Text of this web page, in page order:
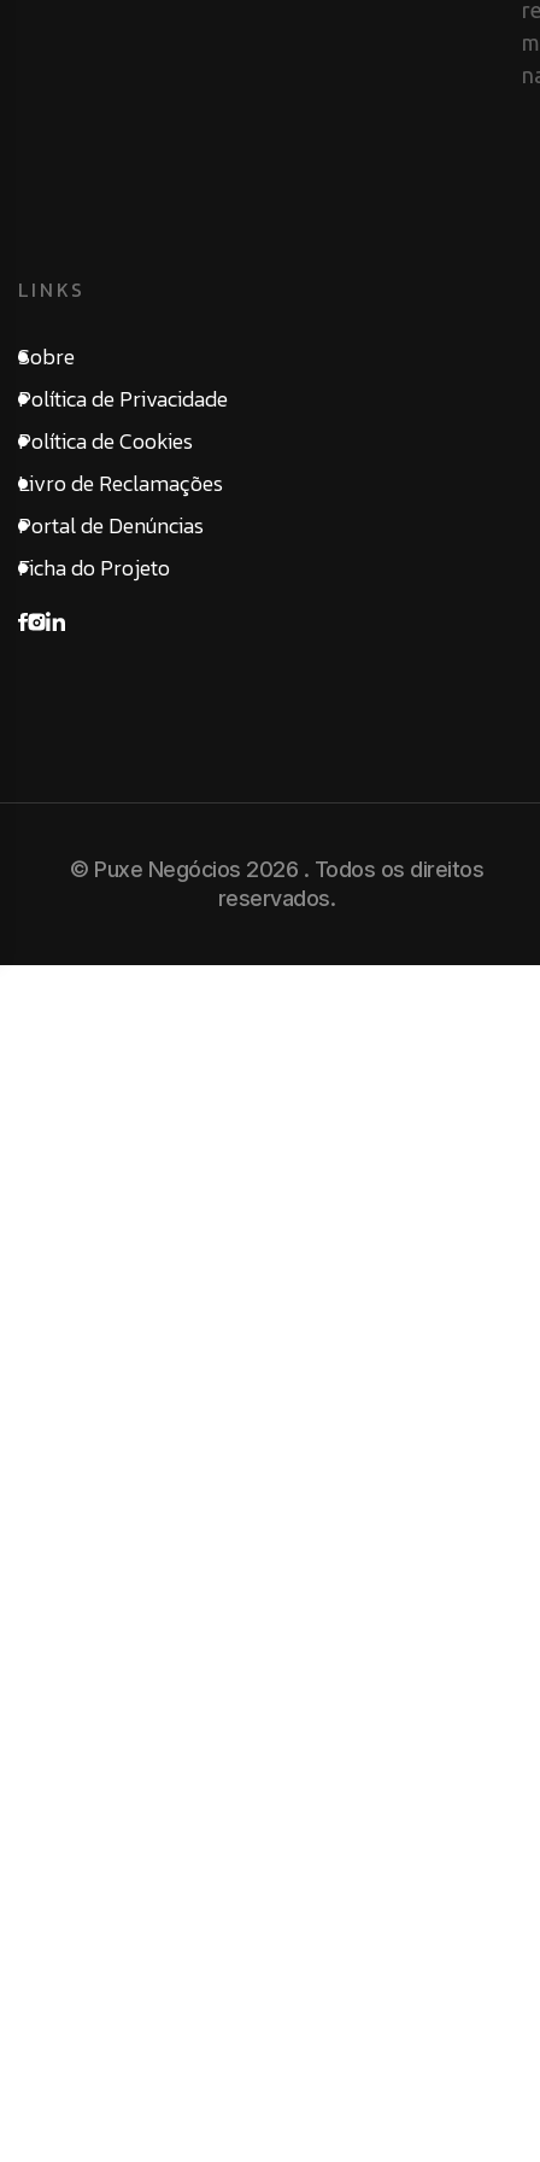
LINKS
Sobre
Política de Privacidade
Política de Cookies
Livro de Reclamações
Portal de Denúncias
Ficha do Projeto
© Puxe Negócios 2026 . Todos os direitos
reservados.